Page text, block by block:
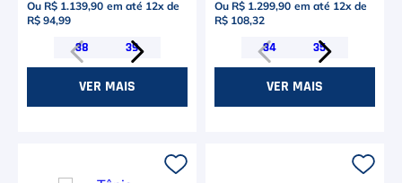
Ou R$ 1.139,90 em até 12x de
R$ 94,99
38 39
VER MAIS
Ou R$ 1.299,90 em até 12x de
R$ 108,32
34 35
VER MAIS